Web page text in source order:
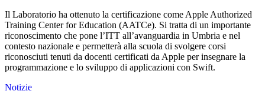
Il Laboratorio ha ottenuto la certificazione come Apple Authorized
Training Center for Education (AATCe). Si tratta di un importante
riconoscimento che pone l’ITT all’avanguardia in Umbria e nel
contesto nazionale e permetterà alla scuola di svolgere corsi
riconosciuti tenuti da docenti certificati da Apple per insegnare la
programmazione e lo sviluppo di applicazioni con Swift.
Notizie